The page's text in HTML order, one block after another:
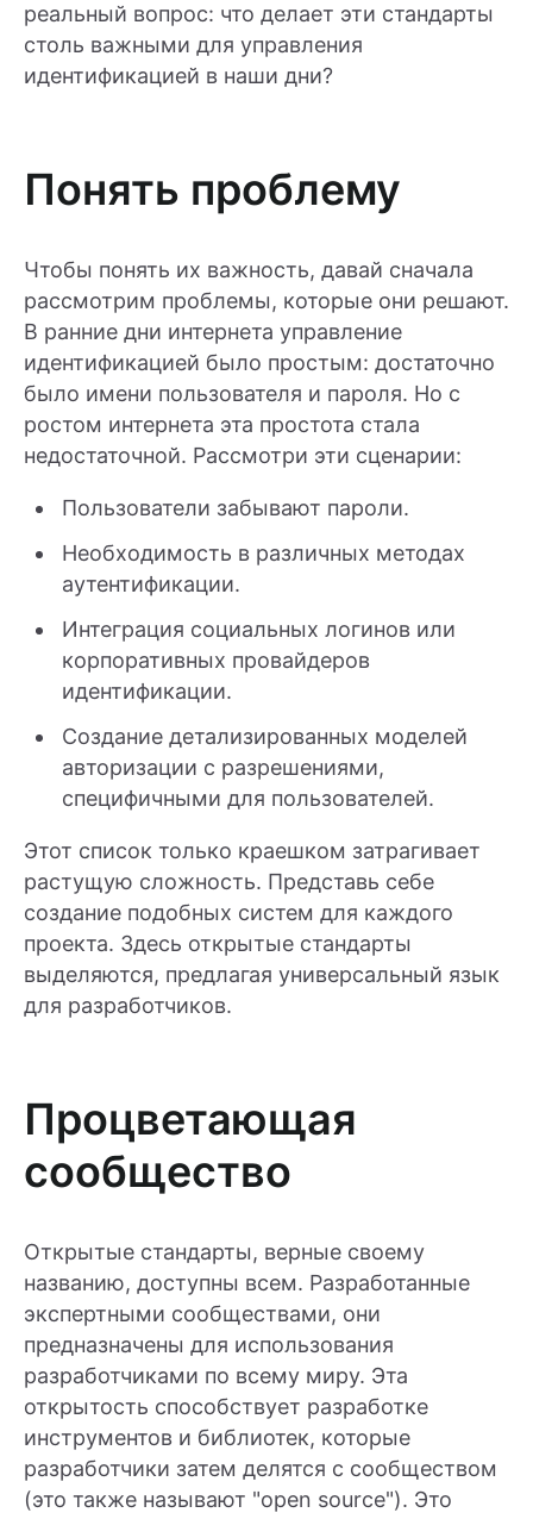
реальный вопрос: что делает эти стандарты
столь важными для управления
идентификацией в наши дни?
Понять проблему
Чтобы понять их важность, давай сначала
рассмотрим проблемы, которые они решают.
В ранние дни интернета управление
идентификацией было простым: достаточно
было имени пользователя и пароля. Но с
ростом интернета эта простота стала
недостаточной. Рассмотри эти сценарии:
Пользователи забывают пароли.
Необходимость в различных методах
аутентификации.
Интеграция социальных логинов или
корпоративных провайдеров
идентификации.
Создание детализированных моделей
авторизации с разрешениями,
специфичными для пользователей.
Этот список только краешком затрагивает
растущую сложность. Представь себе
создание подобных систем для каждого
проекта. Здесь открытые стандарты
выделяются, предлагая универсальный язык
для разработчиков.
Процветающая
сообщество
Открытые стандарты, верные своему
названию, доступны всем. Разработанные
экспертными сообществами, они
предназначены для использования
разработчиками по всему миру. Эта
открытость способствует разработке
инструментов и библиотек, которые
разработчики затем делятся с сообществом
(это также называют "open source"). Это